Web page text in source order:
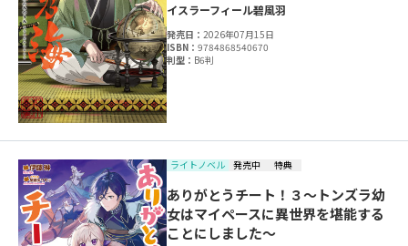
イスラーフィール碧風羽
発売日：2026年07月15日
ISBN：9784868540670
判型： B6判
ライトノベル 発売中 特典
ありがとうチート！３～トンズラ幼
女はマイペースに異世界を堪能する
ことにしました～